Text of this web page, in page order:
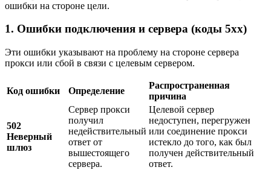
ошибки на стороне цели.
1. Ошибки подключения и сервера (коды 5xx)
Эти ошибки указывают на проблему на стороне сервера
прокси или сбой в связи с целевым сервером.
Код ошибки Определение
Распространенная
причина
502
Неверный
шлюз
Сервер прокси
получил
недействительный
ответ от
вышестоящего
сервера.
Целевой сервер
недоступен, перегружен
или соединение прокси
истекло до того, как был
получен действительный
ответ.